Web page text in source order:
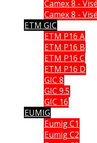
Camex 8 -
Camex 8 -
ETM GIC
ETM P16 A
ETM P16 B
ETM P16 C
ETM P16 D
GIC 8
GIC 9.5
GIC 16
EUMIG
Eumig C1
Eumig C2